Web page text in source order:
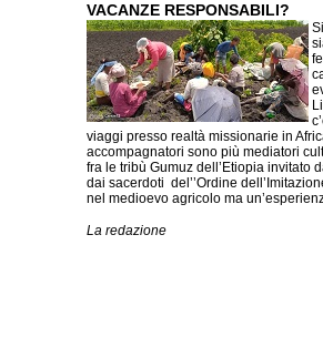
VACANZE RESPONSABILI?
viaggi presso realtà missionarie in
accompagnatori sono più mediatori
fra le tribù Gumuz dell’Etiopia invitato
dai sacerdoti del’’Ordine
nel medioevo agricolo ma
La redazione